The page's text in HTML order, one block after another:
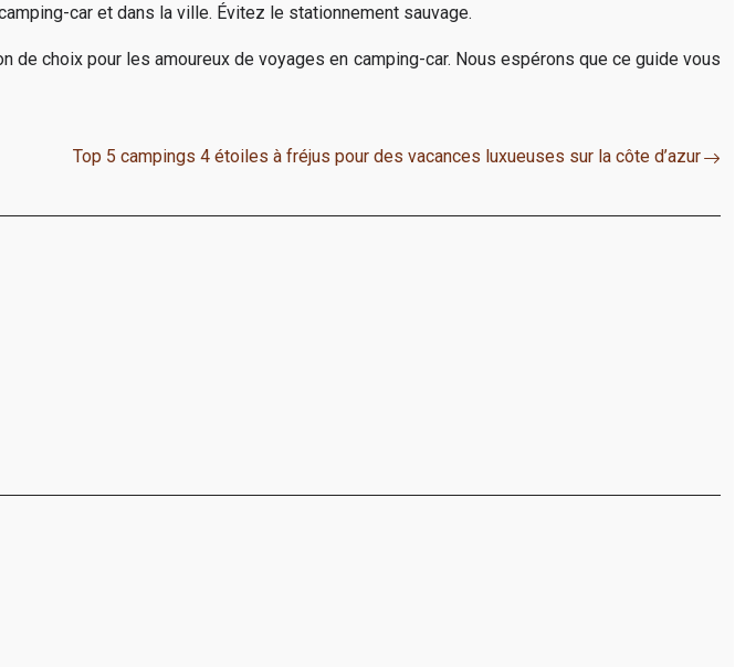
car et dans la ville. Évitez le stationnement sauvage.
choix pour les amoureux de voyages en camping-car. Nous espérons que ce guide vous
Top 5 campings 4 étoiles à fréjus pour des vacances luxueuses sur la côte d’azur